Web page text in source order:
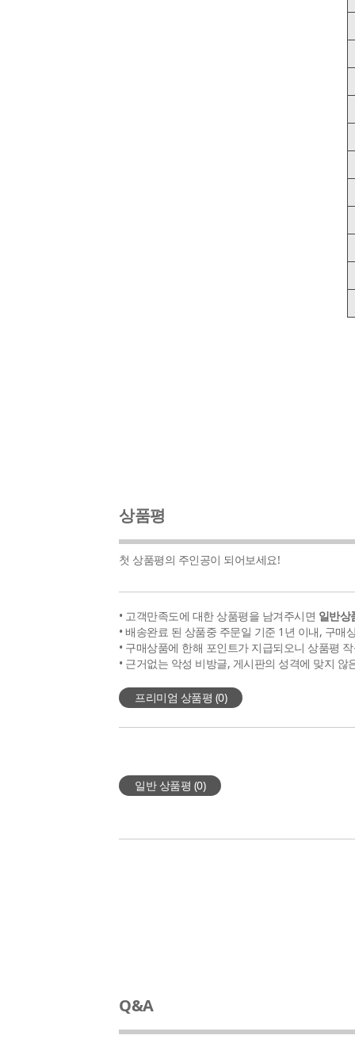
상품평
첫 상품평의 주인공이 되어보세요!
• 고객만족도에 대한 상품평을 남겨주시면 일반상
• 배송완료 된 상품중 주문일 기준 1년 이내, 구매
• 구매상품에 한해 포인트가 지급되오니 상품평
• 근거없는 악성 비방글, 게시판의 성격에 맞지
프리미엄 상품평 (0)
일반 상품평 (0)
Q&A